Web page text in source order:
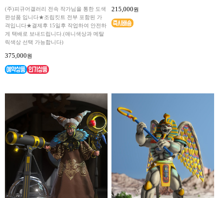
(주)피규어갤러리 전속 작가님을 통한 도색
완성품 입니다★조립킷트 전부 포함된 가
격입니다★결제후 15일후 작업하여 안전하
게 택배로 보내드립니다.(애니색상과 메탈
릭색상 선택 가능합니다)
375,000원
215,000원